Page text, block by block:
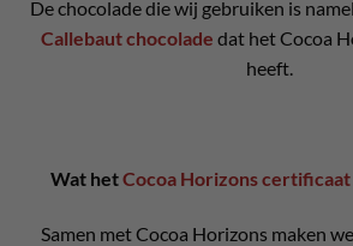
De chocolade die wij gebruiken is
Callebaut chocolade dat het Cocoa
heeft.
Wat hetCocoa Horizons certificaat
Samen met Cocoa Horizons maken